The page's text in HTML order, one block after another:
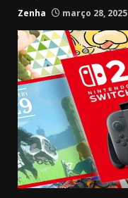
Zenha março 28, 2025